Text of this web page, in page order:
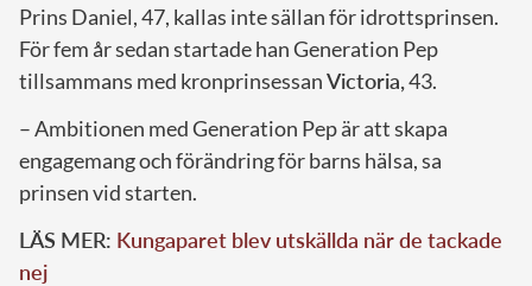
Prins Daniel, 47, kallas inte sällan för idrottsprinsen.
För fem år sedan startade han Generation Pep
tillsammans med kronprinsessanVictoria,43.
– Ambitionen med Generation Pep är att skapa
engagemang och förändring för barns hälsa, sa
prinsen vid starten.
LÄS MER: Kungaparet blev utskällda när de tackade
nej